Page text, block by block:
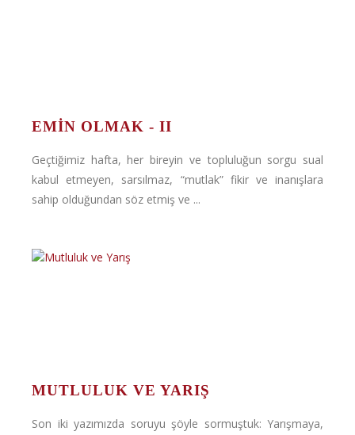
EMIN OLMAK - II
Geçtiğimiz hafta, her bireyin ve topluluğun sorgu sual
kabul etmeyen, sarsılmaz, “mutlak” fikir ve inanışlara
sahip olduğundan söz etmiş ve ...
MUTLULUK VE YARIŞ
Son iki yazımızda soruyu şöyle sormuştuk: Yarışmaya,